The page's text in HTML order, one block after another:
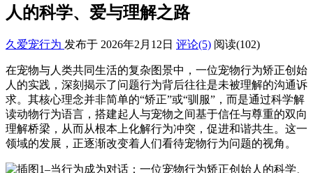
人的科学、爱与理解之路
久爱宠行为 发布于 2026年2月12日 评论(5) 阅读(102)
在宠物与人类共同生活的复杂图景中，一位宠物行为矫正创始
人的实践，深刻揭示了问题行为背后往往是未被理解的沟通诉
求。其核心理念并非简单的“矫正”或“驯服”，而是通过科学解
读动物行为语言，搭建起人与宠物之间基于信任与尊重的双向
理解桥梁，从而从根本上化解行为冲突，促进和谐共生。这一
领域的发展，正逐渐改变着人们看待宠物行为问题的视角。